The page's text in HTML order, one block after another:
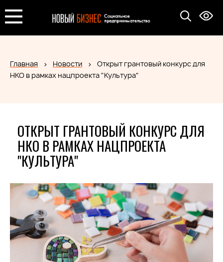
Главная Новости
Открыт грантовый конкурс для
НКО в рамках нацпроекта "Культура"
ОТКРЫТ ГРАНТОВЫЙ КОНКУРС ДЛЯ
НКО В РАМКАХ НАЦПРОЕКТА
"КУЛЬТУРА"